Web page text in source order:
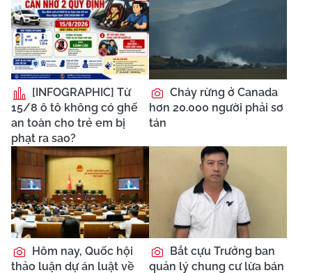
[INFOGRAPHIC] Từ
15/8 ô tô không có ghế
an toàn cho trẻ em bị
phạt ra sao?
Cháy rừng ở Canada
hơn 20.000 người phải sơ
tán
Hôm nay, Quốc hội
thảo luận dự án luật về
Bắt cựu Trưởng ban
quản lý chung cư lừa bán